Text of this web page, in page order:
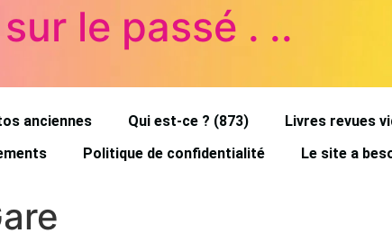
sur le passé . ..
anciennes Qui est-ce ? (873)
Livres revues
Politique de confidentialité Le site a